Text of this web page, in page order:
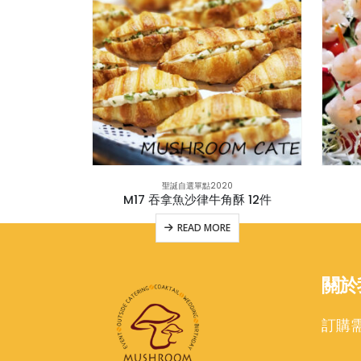
聖誕自選單點2020
M17 吞拿魚沙律牛角酥 12件
READ MORE
關
訂購